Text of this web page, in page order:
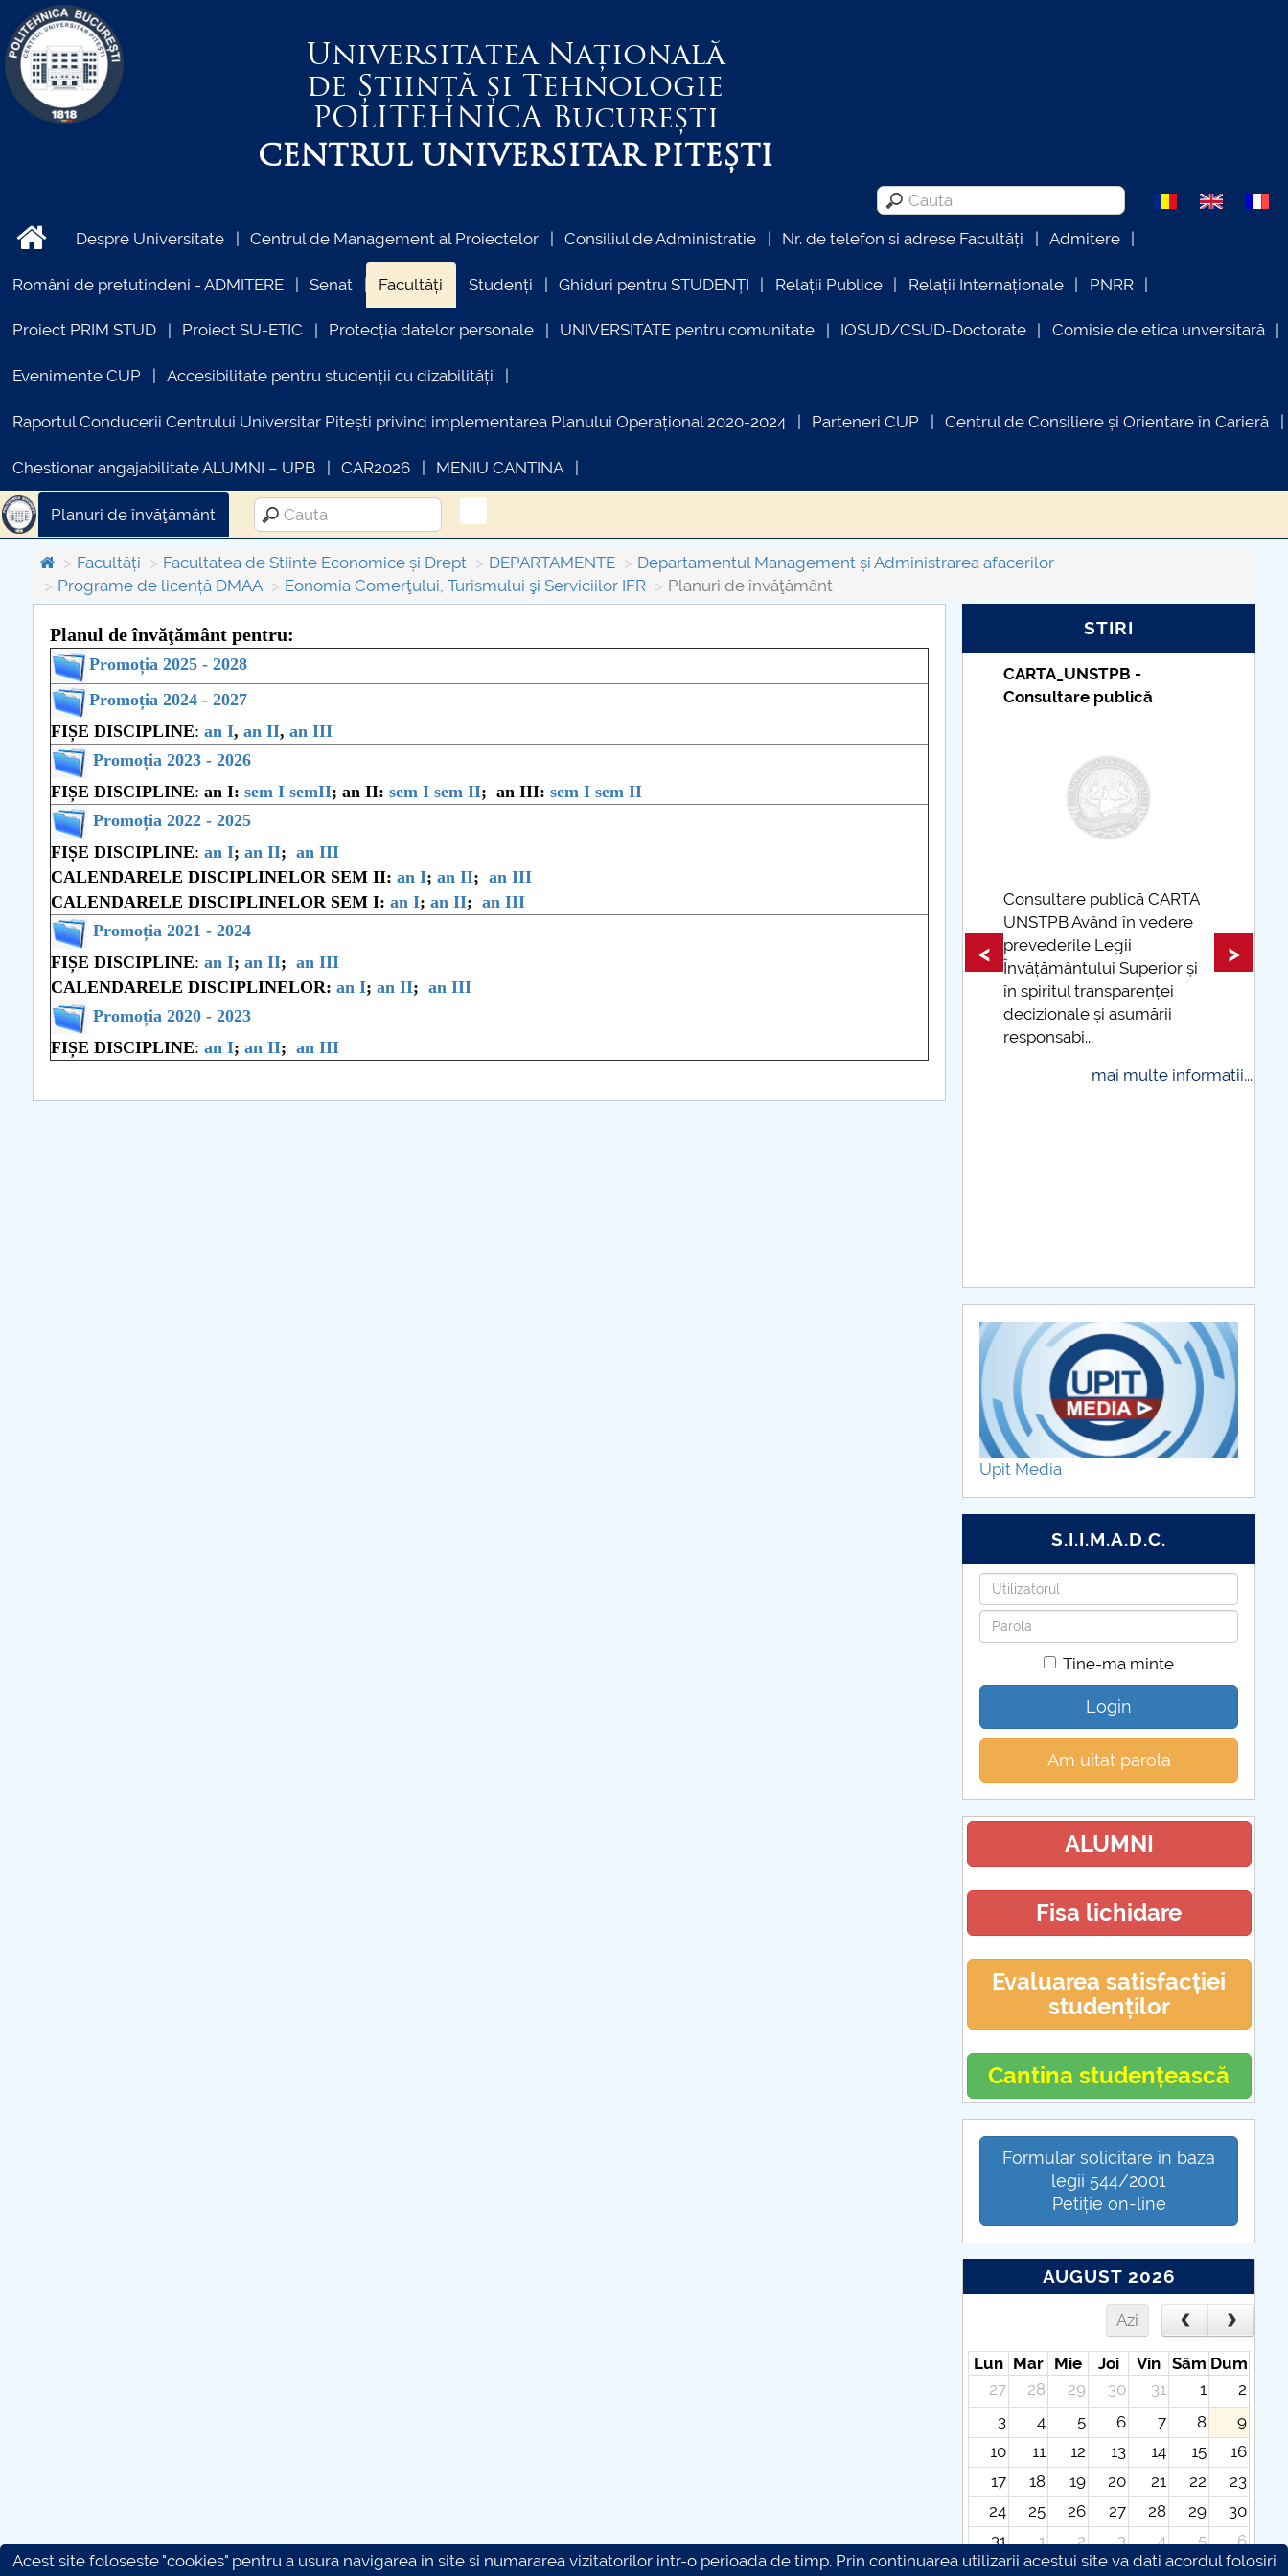
Universitatea Națională
de Știință și Tehnologie
POLITEHNICABucurești
CENTRUL UNIVERSITAR PITEȘTI
Despre Universitate Centrul de Management al Proiectelor Consiliul de Administratie Nr. de telefon si adrese Facultăți Admitere
Români de pretutindeni - ADMITERE Senat Facultăți Studenți Ghiduri pentru STUDENȚI Relații Publice Relații Internaționale PNRR
Proiect PRIM STUD Proiect SU-ETIC Protecția datelor personale UNIVERSITATE pentru comunitate IOSUD/CSUD-Doctorate Comisie de etica unversitară
Evenimente CUP Accesibilitate pentru studenții cu dizabilități
Raportul Conducerii Centrului Universitar Pitești privind implementarea Planului Operațional 2020-2024 Parteneri CUP Centrul de Consiliere și Orientare în Carieră
Chestionar angajabilitate ALUMNI – UPB CAR2026 MENIU CANTINA
Planuri de învăţământ
Facultăți Facultatea de Stiinte Economice și Drept DEPARTAMENTE
Departamentul Management și Administrarea afacerilor
Programe de licență DMAA
Eonomia Comerţului, Turismului şi Serviciilor IFR Planuri de învăţământ
Planul de învăţământ pentru:
Promoția 2025 - 2028
Promoția 2024 - 2027
FIȘE DISCIPLINE: an I, an II, an III
Promoția 2023 - 2026
FIȘE DISCIPLINE: an I: sem I semII; an II: sem I sem II; an III: sem I sem II
Promoția 2022 - 2025
FIȘE DISCIPLINE: an I; an II; an III
CALENDARELE DISCIPLINELOR SEM II: an I; an II; an III
CALENDARELE DISCIPLINELOR SEM I: an I; an II; an III
Promoția 2021 - 2024
FIȘE DISCIPLINE: an I; an II; an III
CALENDARELE DISCIPLINELOR: an I; an II; an III
Promoția 2020 - 2023
FIȘE DISCIPLINE: an I; an II; an III
STIRI
COMUNICAT DE PRESA
PRIMSTUD 26.03.2026
COMUNICAT Eveniment de
informare și promovare a
universitare la Colegiul
Teoretic „Ion Cantacuzino”
Piteşti 26.03.2026
COMUNICAT Eveniment de
informare �...
mai multe informatii...
Taxe de școlarizare
indexate – Centrul
Taxe de școlarizare
indexate Taxele se pot plăti
și cu cardul
mai multe
< >
Upit Media
S.I.I.M.A.D.C.
Utilizatorul
Parola
Tine-ma minte
Login
Am uitat parola
ALUMNI
Fisa lichidare
Evaluarea satisfacției
studenților
Cantina studențească
Formular solicitare în baza
legii 544/2001
Petiție on-line
AUGUST 2026
Azi
Lun Mar Mie Joi Vin Sâm Dum
27
28 29 30 31 1
2
3
4 5 6 7 8
9
10
11 12 13 14 15
16
17
18 19 20 21 22
23
24
25 26 27 28 29
30
31
1 2 3 4 5
6
Acest site foloseste "cookies" pentru a usura navigarea in site si numararea vizitatorilor intr-o perioada de timp. Prin continuarea utilizarii acestui site va dati acordul folosiri